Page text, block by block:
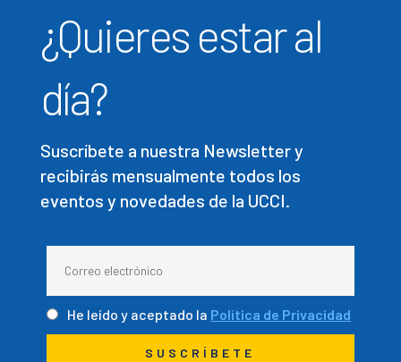
¿Quieres estar al
día?
Suscríbete a nuestra Newsletter y
recibirás mensualmente todos los
eventos y novedades de la UCCI.
He leído y aceptado la Política de Privacidad